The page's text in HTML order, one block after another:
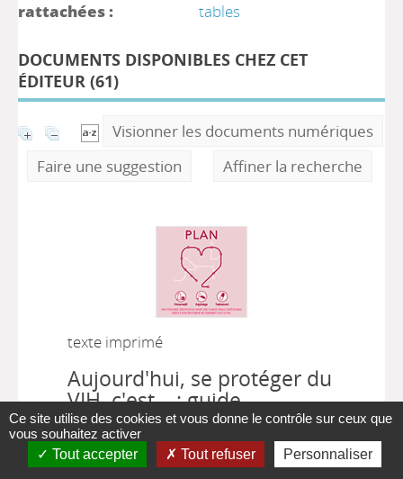
rattachées :
tables
DOCUMENTS DISPONIBLES CHEZ CET
ÉDITEUR (61)
Visionner les documents numériques
Faire une suggestion
Affiner la recherche
texte imprimé
Aujourd'hui, se protéger du
VIH, c'est... : guide
pédagogique du jeu
Bruxelles [Belgique] : Plate-forme
Ce site utilise des cookies et vous donne le contrôle sur ceux que
vous souhaitez activer
Tout accepter
Tout refuser Personnaliser